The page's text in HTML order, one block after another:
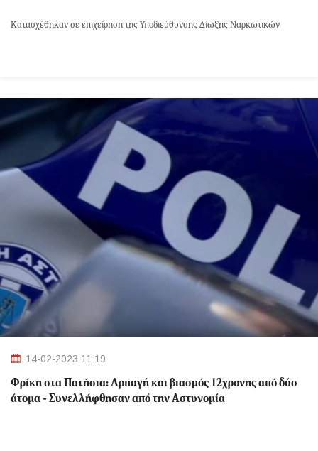
Κατασχέθηκαν σε επιχείρηση της Υποδιεύθυνσης Δίωξης Ναρκωτικών
14-02-2023 11:19
Φρίκη στα Πατήσια: Αρπαγή και βιασμός 12χρονης από δύο
άτομα - Συνελλήφθησαν από την Αστυνομία